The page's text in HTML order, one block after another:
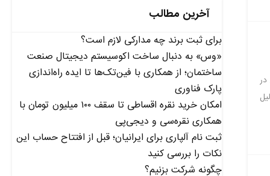
فروش در
دلیل
آخرین مطالب
برای ثبت برند چه مدارکی لازم است؟
«وس» به دنبال ساخت اکوسیستم دیجیتال صنعت
ساختمان؛ از همکاری با فین‌تک‌ها تا ایده راه‌اندازی
پارک فناوری
امکان خرید نقره اقساطی تا سقف ۱۰۰ میلیون تومان با
همکاری نقره‌سی و دیجی‌پی
ثبت نام آلپاری برای ایرانیان؛ قبل از افتتاح حساب این
نکات را بررسی کنید
چگونه شرکت بزنیم؟